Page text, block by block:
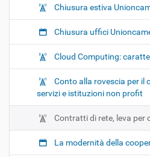
Chiusura estiva
Chiusura uffici
Cloud Computing:
Conto alla rovescia per il
servizi e istituzioni non profit
Contratti di rete, leva per
La modernità della